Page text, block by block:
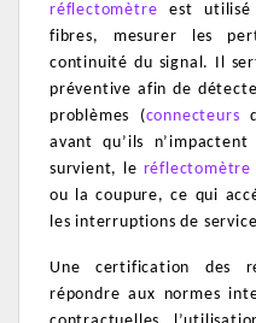
réflectomètre est
fibres, mesurer les
continuité du signal. Il
préventive afin de
problèmes (connecteurs
avant qu’ils
survient, le réflectomètre
ou la coupure, ce qui
les interruptions de
Une certification des
répondre aux normes